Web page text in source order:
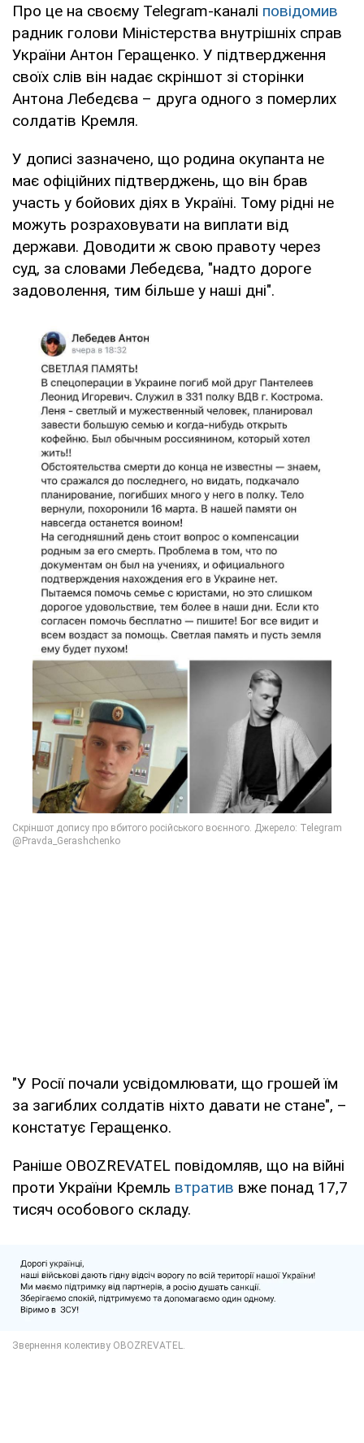
Про це на своєму Telegram-каналі повідомив
радник голови Міністерства внутрішніх справ
України Антон Геращенко. У підтвердження
своїх слів він надає скріншот зі сторінки
Антона Лебедєва – друга одного з померлих
солдатів Кремля.
У дописі зазначено, що родина окупанта не
має офіційних підтверджень, що він брав
участь у бойових діях в Україні. Тому рідні не
можуть розраховувати на виплати від
держави. Доводити ж свою правоту через
суд, за словами Лебедєва, "надто дороге
задоволення, тим більше у наші дні".
"У Росії почали усвідомлювати, що грошей їм
за загиблих солдатів ніхто давати не стане", –
констатує Геращенко.
Раніше OBOZREVATEL повідомляв, що на війні
проти України Кремль втратив вже понад 17,7
тисяч особового складу.